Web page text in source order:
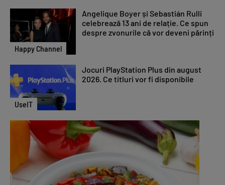
Happy Channel
Angelique Boyer și Sebastián Rulli
celebrează 13 ani de relație. Ce spun
despre zvonurile că vor deveni părinți
UseIT
Jocuri PlayStation Plus din august
2026. Ce titluri vor fi disponibile